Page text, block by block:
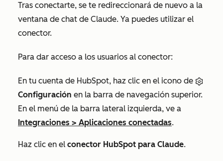
Tras conectarte, se te redireccionará de nuevo a la
ventana de chat de Claude. Ya puedes utilizar el
conector.
Para dar acceso a los usuarios al conector:
En tu cuenta de HubSpot, haz clic en el icono de
Configuración en la barra de navegación superior.
En el menú de la barra lateral izquierda, ve a
Integraciones > Aplicaciones conectadas.
Haz clic en el conector HubSpot para Claude.